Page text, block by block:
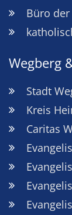
Büro
Wegberg
Stadt
Kreis
Caritas